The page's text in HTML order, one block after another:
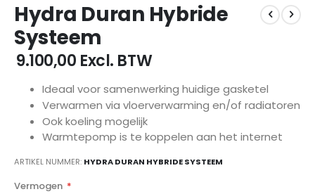
naar
het
begin
van
de
afbeeldingen-
gallerij
Hydra Duran Hybride
Systeem
€ 9.100,00 Excl. BTW
Ideaal voor samenwerking huidige gasketel
Verwarmen via vloerverwarming en/of radiatoren
Ook koeling mogelijk
Warmtepomp is te koppelen aan het internet
ARTIKEL NUMMER HYDRA DURAN HYBRIDE SYSTEEM
Vermogen